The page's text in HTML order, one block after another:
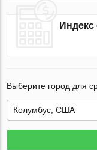
Выберите город для